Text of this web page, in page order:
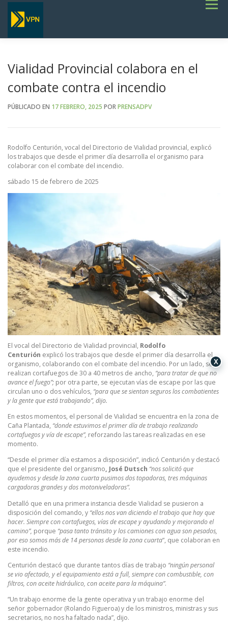
Saltar
contenido
Menú
SERVICIOS
GALERÍA
TERMINOS DE REFERENCIA GENERALES- OBRAS VIALES
Vialidad Provincial colabora en el
combate contra el incendio
PÚBLICADO EN 17 FEBRERO, 2025 PORPRENSADPV
Rodolfo Centurión, vocal del Directorio de Vialidad provincial, explicó
los trabajos que desde el primer día desarrolla el organismo para
colaborar con el combate del incendio.
sábado 15 de febrero de 2025
El vocal del Directorio de Vialidad provincial, Rodolfo
Centurión explicó los trabajos que desde el primer día desarrolla el
organismo, colaborando con el combate del incendio. Por un lado, se
realizan cortafuegos de 30 a 40 metros de ancho, “para tratar de que no
avance el fuego”; por otra parte, se ejecutan vías de escape por las que
circulan uno o dos vehículos, “para que se sientan seguros los combatientes
y la gente que está trabajando”, dijo.
En estos momentos, el personal de Vialidad se encuentra en la zona de
Caña Plantada, “donde estuvimos el primer día de trabajo realizando
cortafuegos y vía de escape”, reforzando las tareas realizadas en ese
momento.
“Desde el primer día estamos a disposición”, indicó Centurión y destacó
que el presidente del organismo, José Dutsch “nos solicitó que
ayudemos y desde la zona cuarta pusimos dos topadoras, tres máquinas
cargadoras grandes y dos motoniveladoras”.
Detalló que en una primera instancia desde Vialidad se pusieron a
disposición del comando, y “ellos nos van diciendo el trabajo que hay que
hacer. Siempre con cortafuegos, vías de escape y ayudando y mejorando el
camino”, porque “pasa tanto tránsito y los camiones con agua son pesados,
por eso somos más de 14 personas desde la zona cuarta”, que colaboran en
este incendio.
Centurión destacó que durante tantos días de trabajo “ningún personal
se vio afectado, y el equipamiento está a full, siempre con combustible, con
filtros, con aceite hidráulico, con aceite para la máquina”.
“Un trabajo enorme de la gente operativa y un trabajo enorme del
señor gobernador (Rolando Figueroa) y de los ministros, ministras y sus
secretarios, no nos ha faltado nada”, dijo.
X